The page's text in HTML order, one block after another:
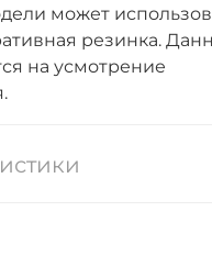
может
резинка.
на усмотрение